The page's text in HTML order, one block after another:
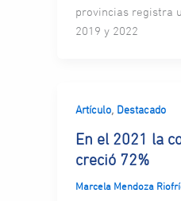
provincias registra
2019 y 2022
Artículo, Destacado
En el 2021 la
creció 72%
Marcela Mendoza